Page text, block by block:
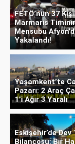
FETÖ’nün 37
Marmaris
Mensubu
Yakalandı!
Yaşamkent’te
Pazarı: 2 Araç
1’i Ağır 3 Yaralı
Eskişehir’de
Bilançosu: Bir